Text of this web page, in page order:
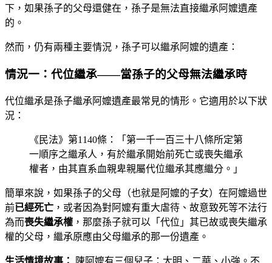
下，如果孫子的父母還健在，孫子是無法直接繼承阿嬤遺產
的。
然而，仍有兩種主要情況，孫子可以繼承阿嬤的遺產：
情況一：代位繼承——當孫子的父母無法繼承時
代位繼承是孫子繼承阿嬤遺產最常見的情形。它適用於以下狀
況：
《民法》第1140條：「第一千一百三十八條所定第
一順序之繼承人，有於繼承開始前死亡或喪失繼承
權者，由其直系血親卑親屬代位繼承其應繼分。」
簡單來說，如果孫子的父母（也就是阿嬤的子女）在阿嬤過世
前已經死亡 ，或者因為對阿嬤有重大虐待、故意致死等不法行
為而喪失繼承權 ，那麼孫子就可以「代位」其已故或喪失繼承
權的父母，繼承原應由父母繼承的那一份遺產。
生活情境故事： 陳阿嬤有三個兒子：大明、二華、小強。不